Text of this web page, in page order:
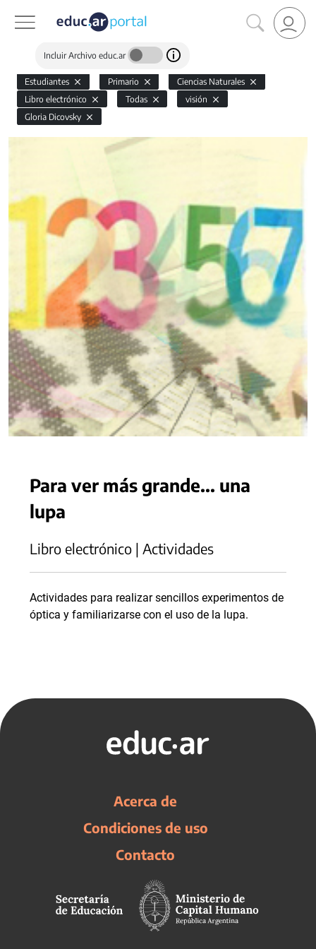
Incluir Archivo educ.ar
Estudiantes Primario
Ciencias Naturales
Libro electrónico
Todas
visión
Gloria Dicovsky
Para ver más grande... una
lupa
Libro electrónico | Actividades
Actividades para realizar sencillos experimentos de
óptica y familiarizarse con el uso de la lupa.
Acerca de
Condiciones de uso
Contacto